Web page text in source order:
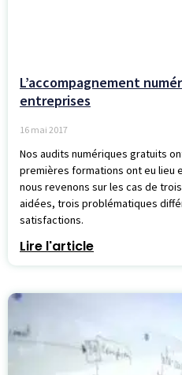
L’accompagnement
entreprises
16 mai 2017
Nos audits numériques gratuits
premières formations ont eu lieu
nous revenons sur les cas de
aidées, trois problématiques
satisfactions.
Lire l'article